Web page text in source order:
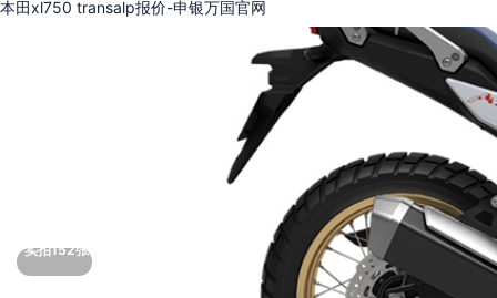
本田xl750 transalp报价-申银万国官网
实拍152张